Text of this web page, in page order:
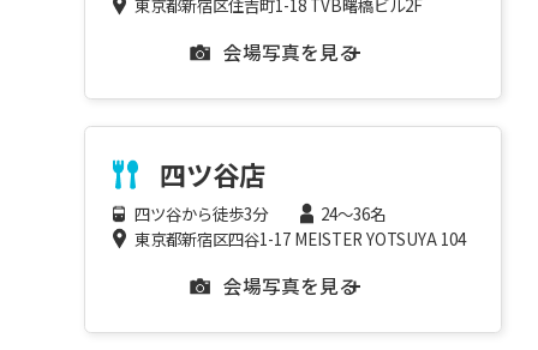
会場写真を見る
四ツ谷店
四ツ谷から徒歩3分
24～36名
東京都新宿区四谷1-17 MEISTER YOTSUYA 104
会場写真を見る